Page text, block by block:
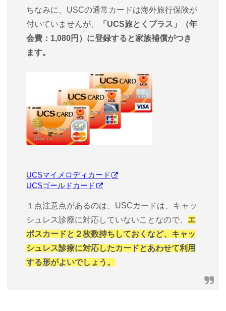
ちなみに、USCの通常カードは海外旅行保険が
付いていませんが、
「UCS旅とくプラス」（年
会費：1,080円）に登録すると家族補償がつき
ます。
UCSマイメロディカード
UCSゴールドカード
１点注意点があるのは、USCカードは、キャッ
シュレス診療に対応していないことなので、 エ
ポスカードと２枚数持ちしておくなど、キャッ
シュレス診療に対応したカードとあわせて利用
する形がよいでしょう。